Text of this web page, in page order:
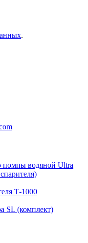
.
помпы водяной Ultra
Т-1000
SL (комплект)